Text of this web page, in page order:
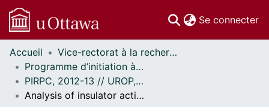
Se connecter
Communautés
et collections
Parcourir
Statistiques
Accueil
Vice-rectorat à la recherche // Office of the V-P, Research
Programme d’initiation à la recherche au premier cycle (PIRPC) // Undergraduate Research Opportunity Program (UROP)
PIRPC, 2012-13 // UROP, 2012-13
Analysis of insulator activity in CLOI-3 subclones for transformation into Arabidopsis thaliana